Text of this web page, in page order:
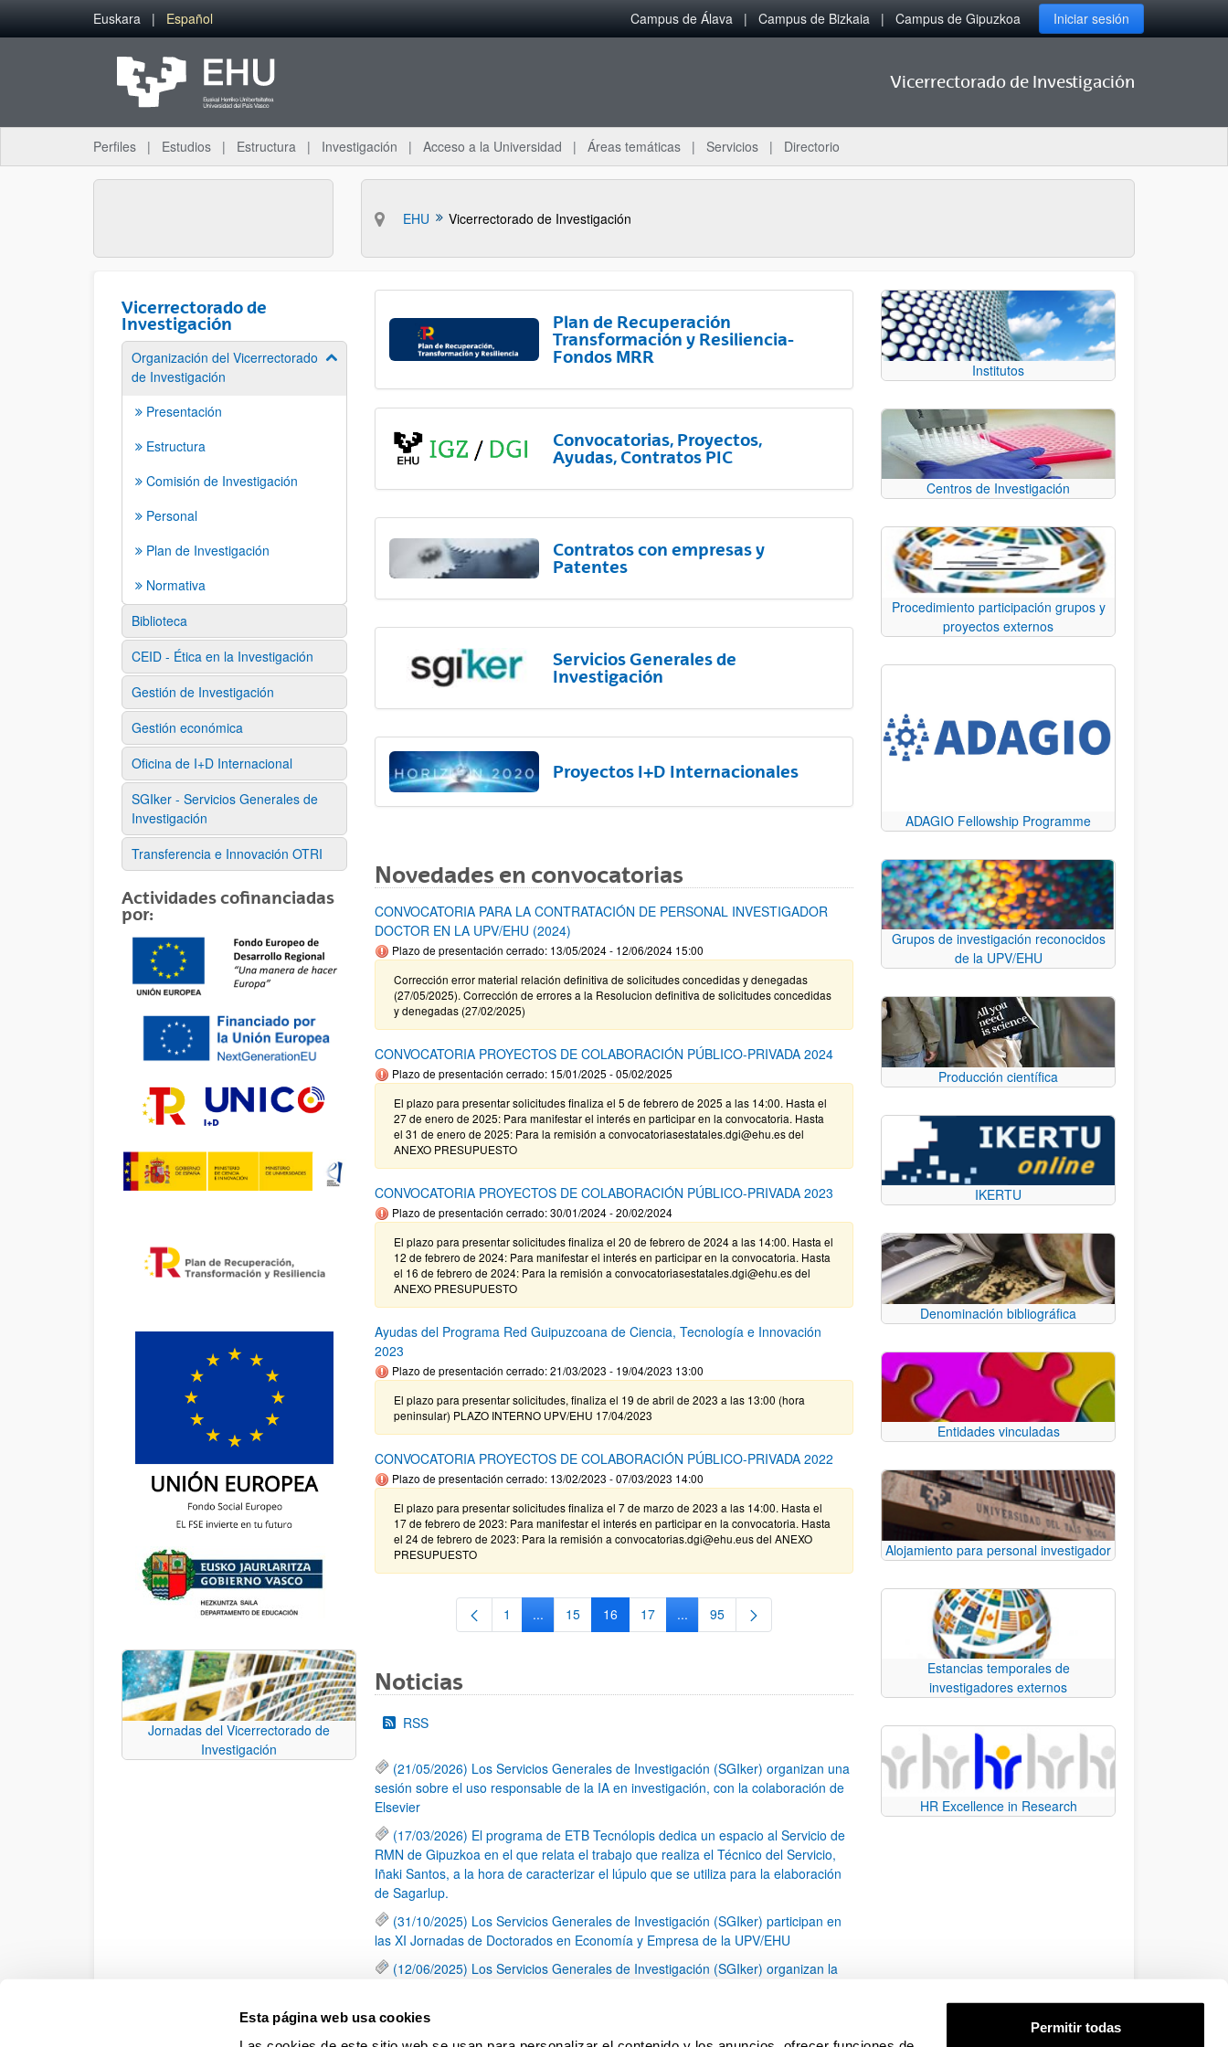
Esta página web usa cookies
Permitir todas
Saltar al contenido principal
Euskara Español Campus de Álava Campus de Bizkaia Campus de Gipuzkoa Iniciar sesión
Vicerrectorado de Investigación
Perfiles Estudios Estructura Investigación Acceso a la Universidad Áreas temáticas Servicios Directorio
EHU Vicerrectorado de Investigación
Vicerrectorado de
Investigación
Organización del Vicerrectorado
de Investigación
Mostrar/ocultar subpáginas
Presentación
Estructura
Comisión de Investigación
Personal
Plan de Investigación
Normativa
Biblioteca
CEID - Ética en la Investigación
Gestión de Investigación
Gestión económica
Oficina de I+D Internacional
SGIker - Servicios Generales de
Investigación
Transferencia e Innovación OTRI
Actividades cofinanciadas
por:
Jornadas del Vicerrectorado de
Investigación
Plan de Recuperación
Transformación y Resiliencia-
Fondos MRR
Convocatorias, Proyectos,
Ayudas, Contratos PIC
Contratos con empresas y
Patentes
Servicios Generales de
Investigación
Proyectos I+D Internacionales
Novedades en convocatorias
CONVOCATORIA PARA LA CONTRATACIÓN DE PERSONAL INVESTIGADOR
DOCTOR EN LA UPV/EHU (2024)
Plazo de presentación cerrado: 13/05/2024 - 12/06/2024 15:00
Corrección error material relación definitiva de solicitudes concedidas y denegadas
(27/05/2025). Corrección de errores a la Resolucion definitiva de solicitudes concedidas
y denegadas (27/02/2025)
CONVOCATORIA PROYECTOS DE COLABORACIÓN PÚBLICO-PRIVADA 2024
Plazo de presentación cerrado: 15/01/2025 - 05/02/2025
El plazo para presentar solicitudes finaliza el 5 de febrero de 2025 a las 14:00. Hasta el
27 de enero de 2025: Para manifestar el interés en participar en la convocatoria. Hasta
el 31 de enero de 2025: Para la remisión a convocatoriasestatales.dgi@ehu.es del
ANEXO PRESUPUESTO
CONVOCATORIA PROYECTOS DE COLABORACIÓN PÚBLICO-PRIVADA 2023
Plazo de presentación cerrado: 30/01/2024 - 20/02/2024
El plazo para presentar solicitudes finaliza el 20 de febrero de 2024 a las 14:00. Hasta el
12 de febrero de 2024: Para manifestar el interés en participar en la convocatoria. Hasta
el 16 de febrero de 2024: Para la remisión a convocatoriasestatales.dgi@ehu.es del
ANEXO PRESUPUESTO
Ayudas del Programa Red Guipuzcoana de Ciencia, Tecnología e Innovación
2023
Plazo de presentación cerrado: 21/03/2023 - 19/04/2023 13:00
El plazo para presentar solicitudes, finaliza el 19 de abril de 2023 a las 13:00 (hora
peninsular) PLAZO INTERNO UPV/EHU 17/04/2023
CONVOCATORIA PROYECTOS DE COLABORACIÓN PÚBLICO-PRIVADA 2022
Plazo de presentación cerrado: 13/02/2023 - 07/03/2023 14:00
El plazo para presentar solicitudes finaliza el 7 de marzo de 2023 a las 14:00. Hasta el
17 de febrero de 2023: Para manifestar el interés en participar en la convocatoria. Hasta
el 24 de febrero de 2023: Para la remisión a convocatorias.dgi@ehu.eus del ANEXO
PRESUPUESTO
Página
1 ...Páginas intermedias Use TAB para desplazarse.
Página
15 Página
16 Página
17 ...Páginas intermedias Use TAB para desplazarse.
Página
95
Noticias
RSS
(21/05/2026) Los Servicios Generales de Investigación (SGIker) organizan una
sesión sobre el uso responsable de la IA en investigación, con la colaboración de
Elsevier
(17/03/2026) El programa de ETB Tecnólopis dedica un espacio al Servicio de
RMN de Gipuzkoa en el que relata el trabajo que realiza el Técnico del Servicio,
Iñaki Santos, a la hora de caracterizar el lúpulo que se utiliza para la elaboración
de Sagarlup.
(31/10/2025) Los Servicios Generales de Investigación (SGIker) participan en
las XI Jornadas de Doctorados en Economía y Empresa de la UPV/EHU
(12/06/2025) Los Servicios Generales de Investigación (SGIker) organizan la
Institutos
Centros de Investigación
Procedimiento participación grupos y
proyectos externos
ADAGIO Fellowship Programme
Grupos de investigación reconocidos
de la UPV/EHU
Producción científica
IKERTU
Denominación bibliográfica
Entidades vinculadas
Alojamiento para personal investigador
Estancias temporales de
investigadores externos
HR Excellence in Research